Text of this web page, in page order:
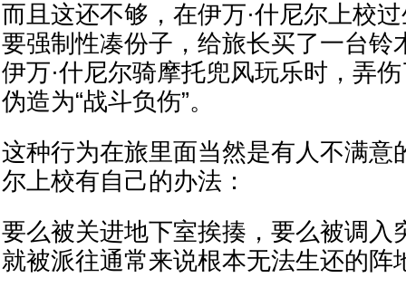
而且这还不够，在伊万·什尼尔上校
要强制性凑份子，给旅长买了一台铃
伊万·什尼尔骑摩托兜风玩乐时，弄
伪造为“战斗负伤”。
这种行为在旅里面当然是有人不满意
尔上校有自己的办法：
要么被关进地下室挨揍，要么被调入
就被派往通常来说根本无法生还的阵